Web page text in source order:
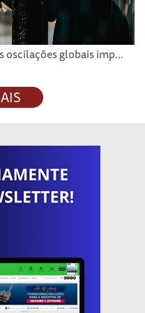
oscilações globais imp...